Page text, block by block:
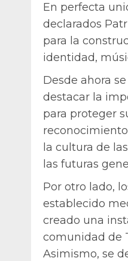
En perfecta
declarados
para la
identidad,
Desde ahora
destacar la
para proteger
la cultura de
las futuras
Por otro lado,
establecido
creado una
comunidad de
Asimismo, se